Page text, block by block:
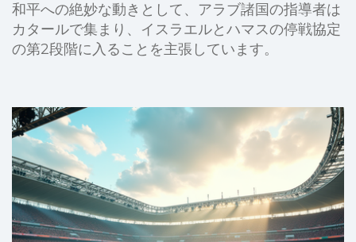
和平への絶妙な動きとして、アラブ諸国の指導者は
カタールで集まり、イスラエルとハマスの停戦協定
の第2段階に入ることを主張しています。